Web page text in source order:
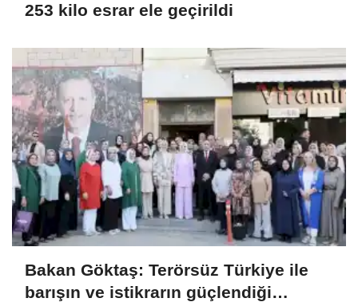
253 kilo esrar ele geçirildi
Bakan Göktaş: Terörsüz Türkiye ile
barışın ve istikrarın güçlendiği